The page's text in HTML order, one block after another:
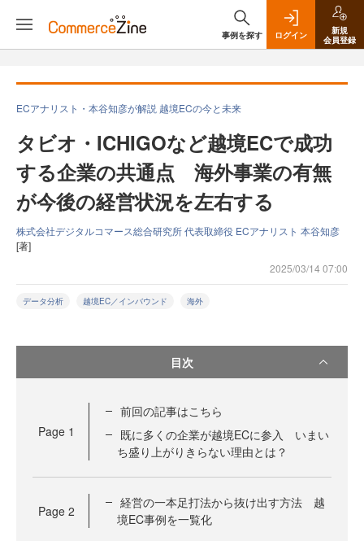
事例を探す ログイン
新規
会員登録
ECアナリスト・本谷知彦が解説 越境ECの今と未来
タビオ・ICHIGOなど越境ECで成功
する企業の共通点 海外事業の有無
が今後の経営状況を左右する
株式会社デジタルコマース総合研究所 代表取締役 ECアナリスト 本谷知彦
[著]
2025/03/14 07:00
データ分析 越境EC／インバウンド 海外
目次
Page 1
前回の記事はこちら
既に多くの企業が越境ECに参入 いまい
ち盛り上がりきらない理由とは？
Page 2
経営の一本足打法から抜け出す方法 越
境EC事例を一覧化